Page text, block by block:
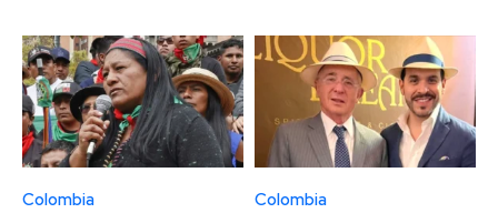
Colombia Colombia